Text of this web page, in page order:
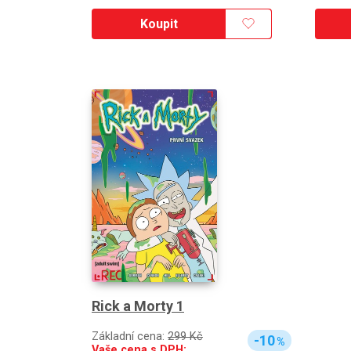
Koupit
Rick a Morty 1
Základní cena: 299 Kč
-10%